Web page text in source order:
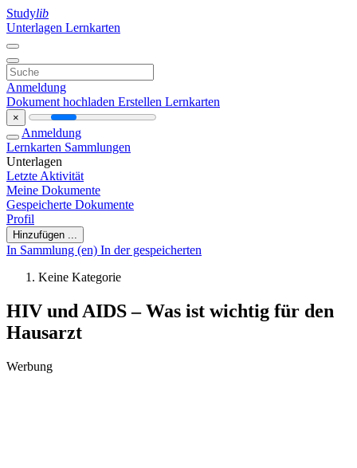
Studylib
Unterlagen Lernkarten
Anmeldung
Dokument hochladen Erstellen Lernkarten
×
Anmeldung
Lernkarten Sammlungen
Unterlagen
Letzte Aktivität
Meine Dokumente
Gespeicherte Dokumente
Profil
Hinzufügen ...
In Sammlung (en) In der gespeicherten
Keine Kategorie
HIV und AIDS – Was ist wichtig für den
Hausarzt
Werbung